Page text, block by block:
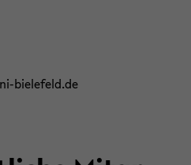
​bielefeld.de